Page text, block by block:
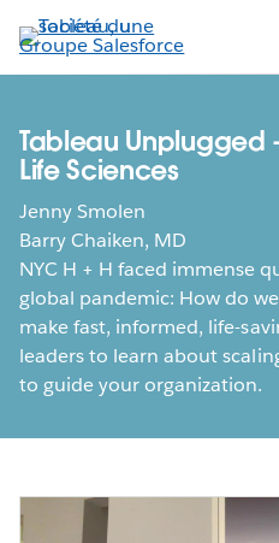
Aller
au
contenu
Tableau Unplugged
Life Sciences
Jenny Smolen
Barry Chaiken, MD
NYC H + H faced immense
global pandemic: How do
make fast, informed, life-
leaders to learn about
to guide your organization.